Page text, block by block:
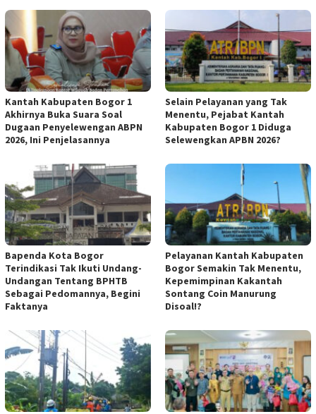
Kantah Kabupaten Bogor 1
Akhirnya Buka Suara Soal
Dugaan Penyelewengan ABPN
2026, Ini Penjelasannya
Selain Pelayanan yang Tak
Menentu, Pejabat Kantah
Kabupaten Bogor 1 Diduga
Selewengkan APBN 2026?
Bapenda Kota Bogor
Terindikasi Tak Ikuti Undang-
Undangan Tentang BPHTB
Sebagai Pedomannya, Begini
Faktanya
Pelayanan Kantah Kabupaten
Bogor Semakin Tak Menentu,
Kepemimpinan Kakantah
Sontang Coin Manurung
Disoal!?